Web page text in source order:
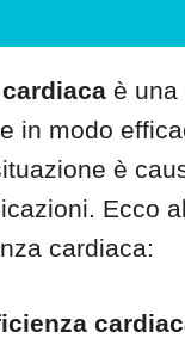
è una
in modo
è
Ecco
cardiaca: